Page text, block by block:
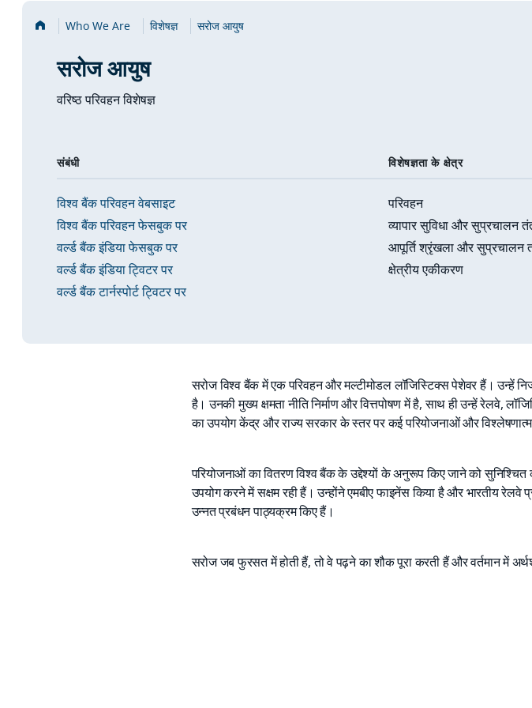
Home Who We Are विशेषज्ञ सरोज आयुष
सरोज आयुष
वरिष्ठ परिवहन विशेषज्ञ
संबंधी
विश्व बैंक परिवहन वेबसाइट
विश्व बैंक परिवहन फेसबुक पर
वर्ल्ड बैंक इंडिया फेसबुक पर
वर्ल्ड बैंक इंडिया ट्विटर पर
वर्ल्ड बैंक टार्नस्पोर्ट ट्विटर पर
विशेषज्ञता के क्षेत्र
परिवहन
व्यापार सुविधा और सुप्रचालन
आपूर्ति श्रृंखला और सुप्रचालन
क्षेत्रीय एकीकरण
सरोज विश्व बैंक में एक परिवहन और मल्टीमोडल लॉजिस्टिक्स पेशेवर हैं। उन्हें
है। उनकी मुख्य क्षमता नीति निर्माण और वित्तपोषण में है, साथ ही उन्हें रेलवे,
का उपयोग केंद्र और राज्य सरकार के स्तर पर कई परियोजनाओं और
परियोजनाओं का वितरण विश्व बैंक के उद्देश्यों के अनुरूप किए जाने को
उपयोग करने में सक्षम रही हैं। उन्होंने एमबीए फाइनेंस किया है और भारतीय
उन्नत प्रबंधन पाठ्यक्रम किए हैं।
सरोज जब फुरसत में होती हैं, तो वे पढ़ने का शौक पूरा करती हैं और वर्तमान में